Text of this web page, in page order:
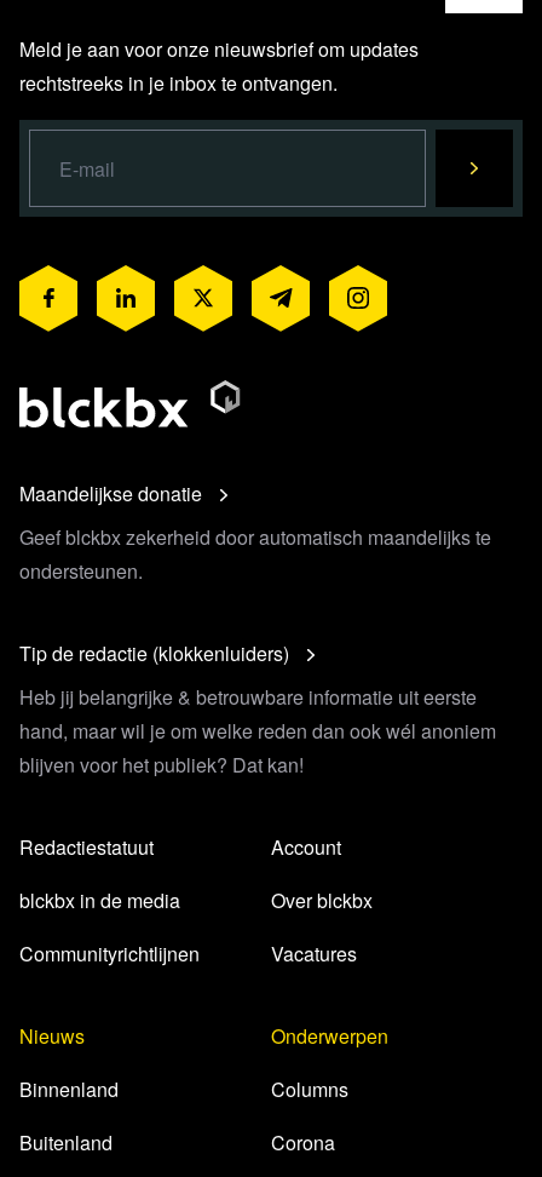
Meld je aan voor onze nieuwsbrief om updates
rechtstreeks in je inbox te ontvangen.
Maandelijkse donatie
Geef blckbx zekerheid door automatisch maandelijks te
ondersteunen.
Tip de redactie (klokkenluiders)
Heb jij belangrijke & betrouwbare informatie uit eerste
hand, maar wil je om welke reden dan ook wél anoniem
blijven voor het publiek? Dat kan!
Redactiestatuut
blckbx in de media
Communityrichtlijnen
Account
Over blckbx
Vacatures
Nieuws
Binnenland
Buitenland
Onderwerpen
Columns
Corona